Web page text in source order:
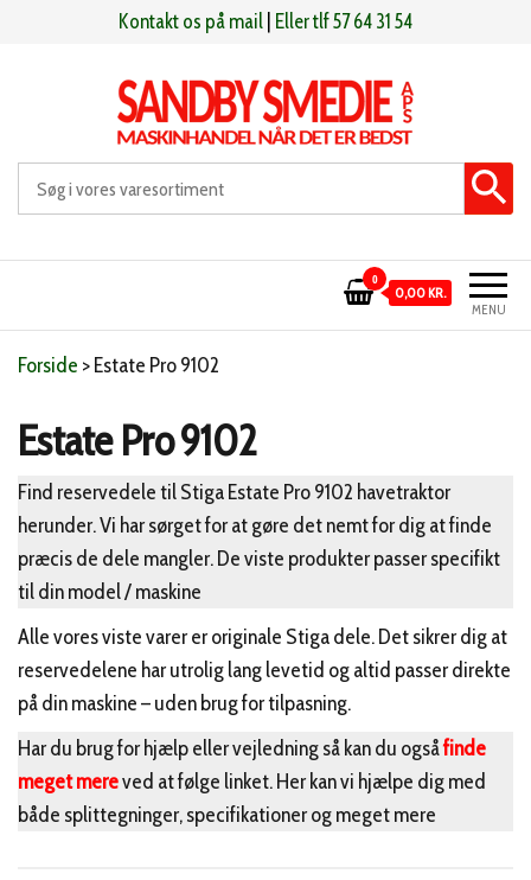
Kontakt os på mail Eller tlf 57 64 31 54
Sandby smeden Maskinhandel når det er bedst
MENU
0
0,00 KR.
Forside >Estate Pro 9102
Estate Pro 9102
Find reservedele til Stiga Estate Pro 9102 havetraktor
herunder. Vi har sørget for at gøre det nemt for dig at finde
præcis de dele mangler. De viste produkter passer specifikt
til din model / maskine
Alle vores viste varer er originale Stiga dele. Det sikrer dig at
reservedelene har utrolig lang levetid og altid passer direkte
på din maskine – uden brug for tilpasning.
Har du brug for hjælp eller vejledning så kan du ogsåfinde
meget mereved at følge linket. Her kan vi hjælpe dig med
både splittegninger, specifikationer og meget mere